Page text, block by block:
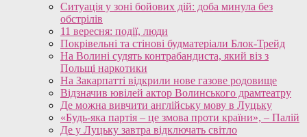
Ситуація у зоні бойових дій: доба минула без
обстрілів
11 вересня: події, люди
Покрівельні та стінові будматеріали Блок-Трейд
На Волині судять контрабандиста, який віз з
Польщі наркотики
На Закарпатті відкрили нове газове родовище
Відзначив ювілей актор Волинського драмтеатру
Де можна вивчити англійську мову в Луцьку
«Будь-яка партія – це змова проти країни», – Палій
Де у Луцьку завтра відключать світло